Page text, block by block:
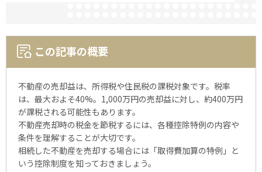
この記事の概要
不動産の売却益は、所得税や住民税の課税対象です。税率
は、最大およそ40%。1,000万円の売却益に対し、約400万円
が課税される可能性もあります。
不動産売却時の税金を節税するには、各種控除特例の内容や
条件を理解することが大切です。
相続した不動産を売却する場合には「取得費加算の特例」と
いう控除制度を知っておきましょう。